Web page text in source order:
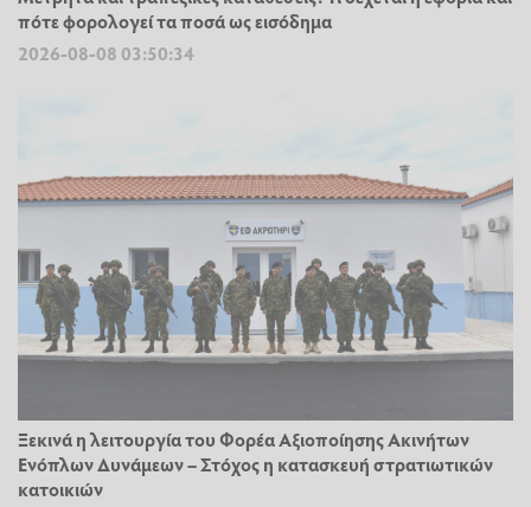
πότε φορολογεί τα ποσά ως εισόδημα
2026-08-08 03:50:34
Ξεκινά η λειτουργία του Φορέα Αξιοποίησης Ακινήτων
Ενόπλων Δυνάμεων – Στόχος η κατασκευή στρατιωτικών
κατοικιών